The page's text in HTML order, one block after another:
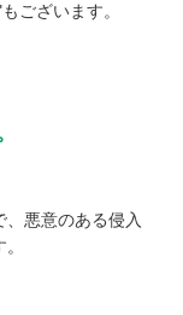
ございます。
悪意のある侵入